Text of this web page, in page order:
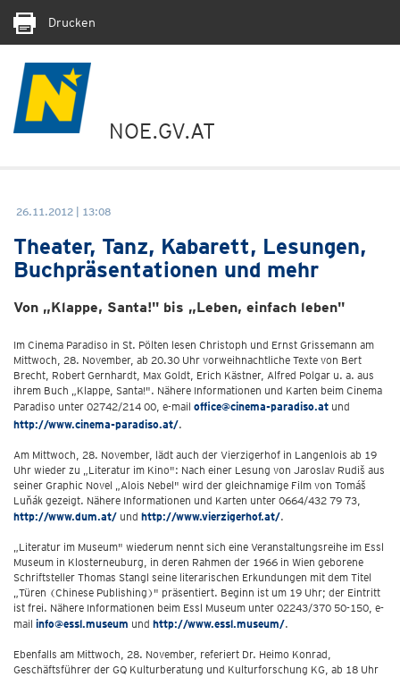
Drucken
NOE.GV.AT
26.11.2012 | 13:08
Theater, Tanz, Kabarett, Lesungen,
Buchpräsentationen und mehr
Von „Klappe, Santa!" bis „Leben, einfach leben"
Im Cinema Paradiso in St. Pölten lesen Christoph und Ernst Grissemann am
Mittwoch, 28. November, ab 20.30 Uhr vorweihnachtliche Texte von Bert
Brecht, Robert Gernhardt, Max Goldt, Erich Kästner, Alfred Polgar u. a. aus
ihrem Buch „Klappe, Santa!". Nähere Informationen und Karten beim Cinema
Paradiso unter 02742/214 00, e-mail office@cinema-paradiso.at und
http://www.cinema-paradiso.at/.
Am Mittwoch, 28. November, lädt auch der Vierzigerhof in Langenlois ab 19
Uhr wieder zu „Literatur im Kino": Nach einer Lesung von Jaroslav Rudiš aus
seiner Graphic Novel „Alois Nebel" wird der gleichnamige Film von Tomáš
Luňák gezeigt. Nähere Informationen und Karten unter 0664/432 79 73,
http://www.dum.at/ und http://www.vierzigerhof.at/.
„Literatur im Museum" wiederum nennt sich eine Veranstaltungsreihe im Essl
Museum in Klosterneuburg, in deren Rahmen der 1966 in Wien geborene
Schriftsteller Thomas Stangl seine literarischen Erkundungen mit dem Titel
„Türen (Chinese Publishing)" präsentiert. Beginn ist um 19 Uhr; der Eintritt
ist frei. Nähere Informationen beim Essl Museum unter 02243/370 50-150, e-
mail info@essl.museum und http://www.essl.museum/.
Ebenfalls am Mittwoch, 28. November, referiert Dr. Heimo Konrad,
Geschäftsführer der GQ Kulturberatung und Kulturforschung KG, ab 18 Uhr